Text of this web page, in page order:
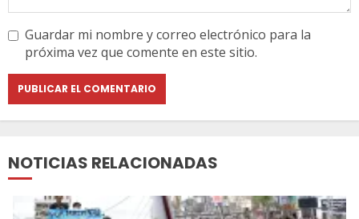
Guardar mi nombre y correo electrónico para la
próxima vez que comente en este sitio.
NOTICIAS RELACIONADAS